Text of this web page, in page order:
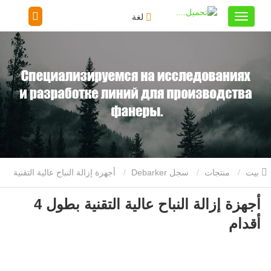
لغة
منتجات سجل Debarker أجهزة إزالة النباح عالية التقنية
بطول 4 أقدام
أجهزة إزالة النباح عالية التقنية بطول 4
أقدام